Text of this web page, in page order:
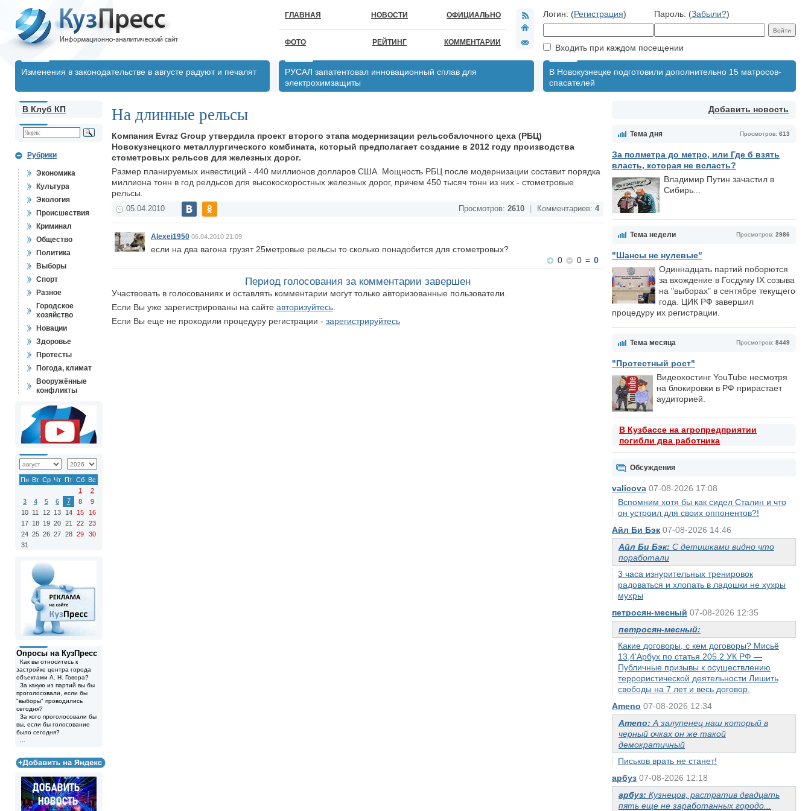
ГЛАВНАЯ НОВОСТИ ОФИЦИАЛЬНО
ФОТО РЕЙТИНГ КОММЕНТАРИИ
Логин: (Регистрация) Пароль: (Забыли?)
Входить при каждом посещении
Изменения в законодательстве в августе радуют и печалят
РУСАЛ запатентовал инновационный сплав для
электрохимзащиты
В Новокузнецке подготовили дополнительно 15 матросов-
спасателей
Добавить новость
Просмотров: 613
Тема дня
За полметра до метро, или Где б взять
власть, которая не всласть?
Владимир Путин зачастил в
Сибирь...
Просмотров: 2986
Тема недели
"Шансы не нулевые"
Одиннадцать партий поборются
за вхождение в Госдуму IX созыва
на "выборах" в сентябре текущего
года. ЦИК РФ завершил
процедуру их регистрации.
Просмотров: 8449
Тема месяца
"Протестный рост"
Видеохостинг YouTube несмотря
на блокировки в РФ прирастает
аудиторией.
В Кузбассе на агропредприятии
погибли два работника
Обсуждения
valicova 07-08-2026 17:08
Вспомним хотя бы как сидел Сталин и что
он устроил для своих оппонентов?!
Айл Би Бэк 07-08-2026 14:46
Айл Би Бэк: С детишками видно что
поработали
3 часа изнурительных тренировок
радоваться и хлопать в ладошки не хухры
мухры
петросян-месный 07-08-2026 12:35
петросян-месный:
Какие договоры, с кем договоры? Мисьё
13,4'Арбух по статья 205.2 УК РФ —
Публичные призывы к осуществлению
террористической деятельности Лишить
свободы на 7 лет и весь договор.
Ameno 07-08-2026 12:34
Ameno: А залупенец наш который в
черный очках он же такой
демократичный
Письков врать не станет!
арбуз 07-08-2026 12:18
арбуз: Кузнецов, растратив двадцать
пять еще не заработанных городо...
В Клуб КП
Рубрики
Экономика
Культура
Экология
Происшествия
Криминал
Общество
Политика
Выборы
Спорт
Разное
Городское
хозяйство
Новации
Здоровье
Протесты
Погода, климат
Вооружённые
конфликты
Пн Вт Ср Чт Пт Сб Вс
1
2
3
4 5 6 7 8
9
10 11 12 13 14 15
16
17 18 19 20 21 22
23
24 25 26 27 28 29
30
31
Опросы на КузПресс
Как вы относитесь к
застройке центра города
объектами А. Н. Говора?
За какую из партий вы бы
проголосовали, если бы
"выборы" проводились
сегодня?
За кого проголосовали бы
вы, если бы голосование
было сегодня?
На длинные рельсы
Компания Evraz Group утвердила проект второго этапа модернизации рельсобалочного цеха (РБЦ)
Новокузнецкого металлургического комбината, который предполагает создание в 2012 году производства
стометровых рельсов для железных дорог.
Размер планируемых инвестиций - 440 миллионов долларов США. Мощность РБЦ после модернизации составит порядка
миллиона тонн в год релдьсов для высокоскоростных железных дорог, причем 450 тысяч тонн из них - стометровые
рельсы.
05.04.2010 Просмотров: 2610 Комментариев: 4
Alexei1950 06.04.2010 21:09
если на два вагона грузят 25метровые рельсы то сколько понадобится для стометровых?
0
0 = 0
Период голосования за комментарии завершен
Участвовать в голосованиях и оставлять комментарии могут только авторизованные пользователи.
Если Вы уже зарегистрированы на сайте авторизуйтесь
Если Вы еще не проходили процедуру регистрации - зарегистрируйтесь